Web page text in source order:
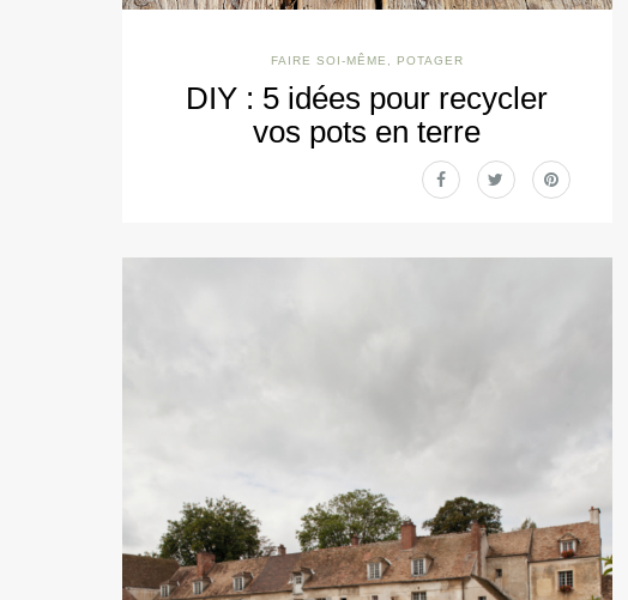
FAIRE SOI-MÊME POTAGER
DIY : 5 idées pour recycler
vos pots en terre